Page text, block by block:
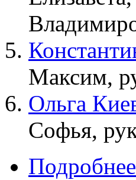
Максим,
Ольга
Софья,
Подробнее